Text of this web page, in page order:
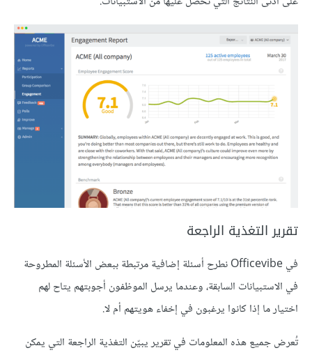
تقرير التغذية الراجعة
في Officevibe نطرح أسئلة إضافية مرتبطة ببعض الأسئلة المطروحة
في الاستبيانات السابقة، وعندما يرسل الموظفون أجوبتهم يتاح لهم
اختيار ما إذا كانوا يرغبون في إخفاء هويتهم أم لا.
تُعرض جميع هذه المعلومات في تقرير يبيّن التغذية الراجعة التي يمكن